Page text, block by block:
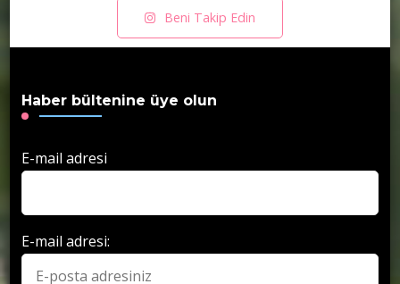
Beni Takip Edin
Haber bültenine üye olun
E-mail adresi
E-mail adresi: